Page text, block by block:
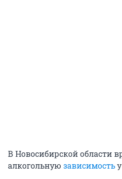
В Новосибирской области
алкогольную зависимостьу